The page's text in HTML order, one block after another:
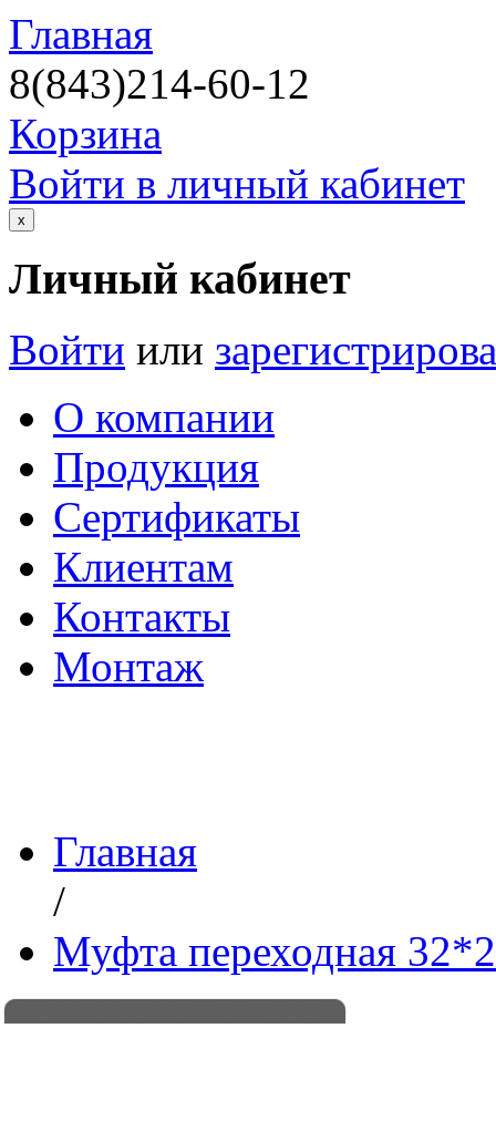
Главная
8(843)214-60-12
Корзина
Войти в личный кабинет
х
Личный кабинет
Войти или
О компании
Продукция
Сертификаты
Клиентам
Контакты
Монтаж
Главная
/
Муфта переходная